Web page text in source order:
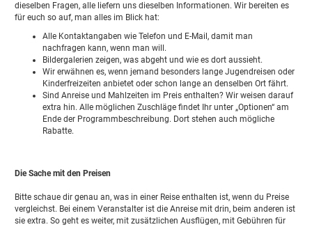
dieselben Fragen, alle liefern uns dieselben Informationen. Wir bereiten es
für euch so auf, man alles im Blick hat:
Alle Kontaktangaben wie Telefon und E-Mail, damit man
nachfragen kann, wenn man will.
Bildergalerien zeigen, was abgeht und wie es dort aussieht.
Wir erwähnen es, wenn jemand besonders lange Jugendreisen oder
Kinderfreizeiten anbietet oder schon lange an denselben Ort fährt.
Sind Anreise und Mahlzeiten im Preis enthalten? Wir weisen darauf
extra hin. Alle möglichen Zuschläge findet Ihr unter „Optionen“ am
Ende der Programmbeschreibung. Dort stehen auch mögliche
Rabatte.
Die Sache mit den Preisen
Bitte schaue dir genau an, was in einer Reise enthalten ist, wenn du Preise
vergleichst. Bei einem Veranstalter ist die Anreise mit drin, beim anderen ist
sie extra. So geht es weiter, mit zusätzlichen Ausflügen, mit Gebühren für